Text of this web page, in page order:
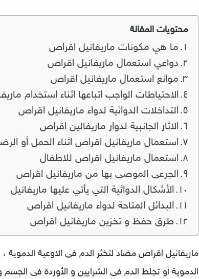
محتويات المقالة
ما هي مكونات ماريفانيل اقراص
دواعي استعمال ماريفانيل اقراص
موانع استعمال ماريفانيل اقراص
الاحتياطات الواجب اتباعها اثناء استخدام
التداخلات الدوائية لدواء ماريفانيل اقراص
الاثار الجانبية لدوار ماريفالين اقراص
استعمال ماريفانيل اقراص اثناء الحمل أو
استعمال ماريفانيل اقراص للاطفال
الجرعى الموصى بها من ماريفانيل اقراص
الأشكال الدوائية التي يأتي عليها ماريفانيل
البدائل المتاحة لدواء ماريفانيل اقراص
طرق حفظ و تخزين ماريفانيل اقراص
ماريفانيل اقراص مضاد لتخثر الدم فى الاوعية الدموية
الدموية أو تجلط الدم فى الشرايين و الأوردة فى الجسم